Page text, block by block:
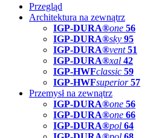
Przegląd
Architektura na zewnątrz
IGP-DURA®one 56
IGP-DURA®sky 95
IGP-DURA®vent 51
IGP-DURA®xal 42
IGP-HWFclassic 59
IGP-HWFsuperior 57
Przemysł na zewnątrz
IGP-DURA®one 56
IGP-DURA®one 66
IGP-DURA®pol 64